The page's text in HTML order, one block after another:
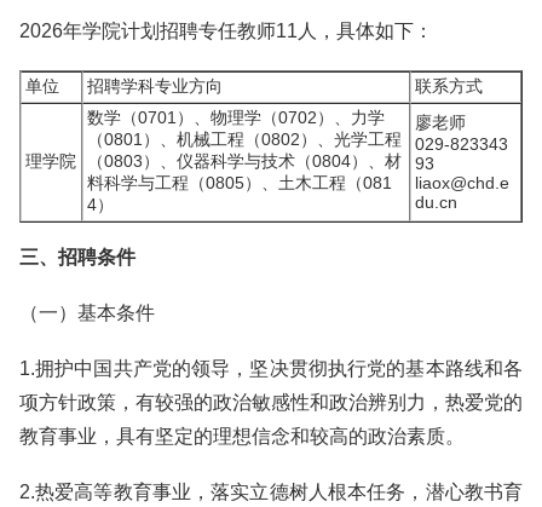
2026年学院计划招聘专任教师11人，具体如下：
单位 招聘学科专业方向 联系方式
理学院
数学（0701）、物理学（0702）、力学
（0801）、机械工程（0802）、光学工程
（0803）、仪器科学与技术（0804）、材
料科学与工程（0805）、土木工程（081
4）
廖老师
029-823343
93
liaox@chd.e
du.cn
三、招聘条件
（一）基本条件
1.拥护中国共产党的领导，坚决贯彻执行党的基本路线和各
项方针政策，有较强的政治敏感性和政治辨别力，热爱党的
教育事业，具有坚定的理想信念和较高的政治素质。
2.热爱高等教育事业，落实立德树人根本任务，潜心教书育